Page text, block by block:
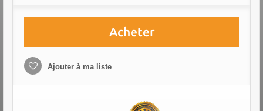
Acheter
Ajouter à ma liste